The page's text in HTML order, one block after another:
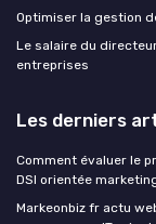
Optimiser la gestion
Le salaire du
entreprises
Les derniers
Comment évaluer le
DSI orientée
Markeonbiz fr actu